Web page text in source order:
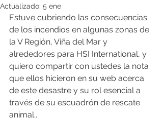
Actualizado: 5 ene
Estuve cubriendo las consecuencias
de los incendios en algunas zonas de
la V Región, Viña del Mar y
alrededores para HSI International, y
quiero compartir con ustedes la nota
que ellos hicieron en su web acerca
de este desastre y su rol esencial a
través de su escuadrón de rescate
animal..